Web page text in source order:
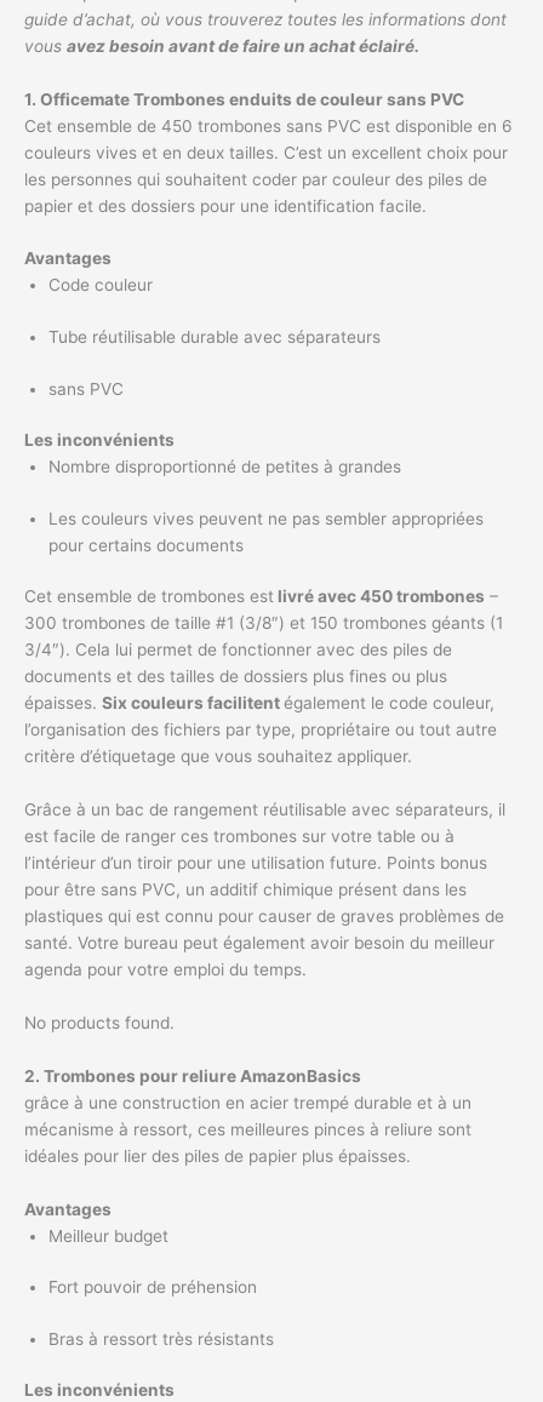
guide d’achat, où vous trouverez toutes les informations dont
vous avez besoin avant de faire un achat éclairé.
1. Officemate Trombones enduits de couleur sans PVC
Cet ensemble de 450 trombones sans PVC est disponible en 6
couleurs vives et en deux tailles. C’est un excellent choix pour
les personnes qui souhaitent coder par couleur des piles de
papier et des dossiers pour une identification facile.
Avantages
Code couleur
Tube réutilisable durable avec séparateurs
sans PVC
Les inconvénients
Nombre disproportionné de petites à grandes
Les couleurs vives peuvent ne pas sembler appropriées
pour certains documents
Cet ensemble de trombones est livré avec 450 trombones –
300 trombones de taille #1 (3/8″) et 150 trombones géants (1
3/4″). Cela lui permet de fonctionner avec des piles de
documents et des tailles de dossiers plus fines ou plus
épaisses. Six couleurs facilitentégalement le code couleur,
l’organisation des fichiers par type, propriétaire ou tout autre
critère d’étiquetage que vous souhaitez appliquer.
Grâce à un bac de rangement réutilisable avec séparateurs, il
est facile de ranger ces trombones sur votre table ou à
l’intérieur d’un tiroir pour une utilisation future. Points bonus
pour être sans PVC, un additif chimique présent dans les
plastiques qui est connu pour causer de graves problèmes de
santé. Votre bureau peut également avoir besoin du meilleur
agenda pour votre emploi du temps.
No products found.
2. Trombones pour reliure AmazonBasics
grâce à une construction en acier trempé durable et à un
mécanisme à ressort, ces meilleures pinces à reliure sont
idéales pour lier des piles de papier plus épaisses.
Avantages
Meilleur budget
Fort pouvoir de préhension
Bras à ressort très résistants
Les inconvénients